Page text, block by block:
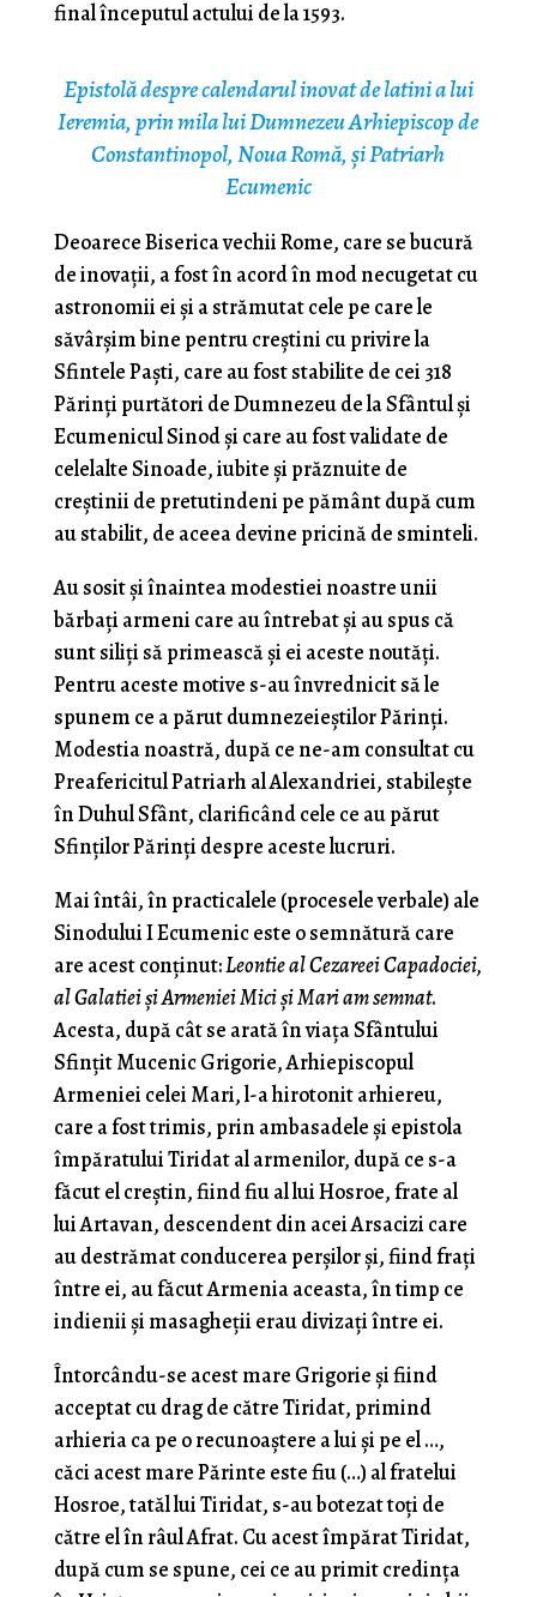
final începutul actului de la 1593.
Epistolă despre calendarul inovat de latini a lui
Ieremia, prin mila lui Dumnezeu Arhiepiscop de
Constantinopol, Noua Romă, și Patriarh
Ecumenic
Deoarece Biserica vechii Rome, care se bucură
de inovații, a fost în acord în mod necugetat cu
astronomii ei și a strămutat cele pe care le
săvârșim bine pentru creștini cu privire la
Sfintele Paști, care au fost stabilite de cei 318
Părinți purtători de Dumnezeu de la Sfântul și
Ecumenicul Sinod și care au fost validate de
celelalte Sinoade, iubite și prăznuite de
creștinii de pretutindeni pe pământ după cum
au stabilit, de aceea devine pricină de sminteli.
Au sosit și înaintea modestiei noastre unii
bărbați armeni care au întrebat și au spus că
sunt siliți să primească și ei aceste noutăți.
Pentru aceste motive s-au învrednicit să le
spunem ce a părut dumnezeieștilor Părinți.
Modestia noastră, după ce ne-am consultat cu
Preafericitul Patriarh al Alexandriei, stabilește
în Duhul Sfânt, clarificând cele ce au părut
Sfinților Părinți despre aceste lucruri.
Mai întâi, în practicalele (procesele verbale) ale
Sinodului I Ecumenic este o semnătură care
are acest conținut:Leontie al Cezareei Capadociei,
al Galatiei și Armeniei Mici și Mari am semnat.
Acesta, după cât se arată în viața Sfântului
Sfințit Mucenic Grigorie, Arhiepiscopul
Armeniei celei Mari, l-a hirotonit arhiereu,
care a fost trimis, prin ambasadele și epistola
împăratului Tiridat al armenilor, după ce s-a
făcut el creștin, fiind fiu al lui Hosroe, frate al
lui Artavan, descendent din acei Arsacizi care
au destrămat conducerea perșilor și, fiind frați
între ei, au făcut Armenia aceasta, în timp ce
indienii și masagheții erau divizați între ei.
Întorcându-se acest mare Grigorie și fiind
acceptat cu drag de către Tiridat, primind
arhieria ca pe o recunoaștere a lui și pe el …,
căci acest mare Părinte este fiu (…) al fratelui
Hosroe, tatăl lui Tiridat, s-au botezat toți de
către el în râul Afrat. Cu acest împărat Tiridat,
după cum se spune, cei ce au primit credința